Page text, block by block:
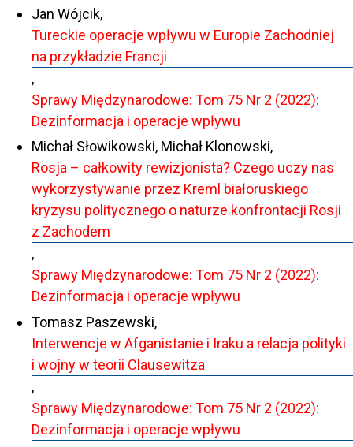
Jan Wójcik,
Tureckie operacje wpływu w Europie Zachodniej
na przykładzie Francji
,
Sprawy Międzynarodowe: Tom 75 Nr 2 (2022):
Dezinformacja i operacje wpływu
Michał Słowikowski, Michał Klonowski,
Rosja – całkowity rewizjonista? Czego uczy nas
wykorzystywanie przez Kreml białoruskiego
kryzysu politycznego o naturze konfrontacji Rosji
z Zachodem
,
Sprawy Międzynarodowe: Tom 75 Nr 2 (2022):
Dezinformacja i operacje wpływu
Tomasz Paszewski,
Interwencje w Afganistanie i Iraku a relacja polityki
i wojny w teorii Clausewitza
,
Sprawy Międzynarodowe: Tom 75 Nr 2 (2022):
Dezinformacja i operacje wpływu